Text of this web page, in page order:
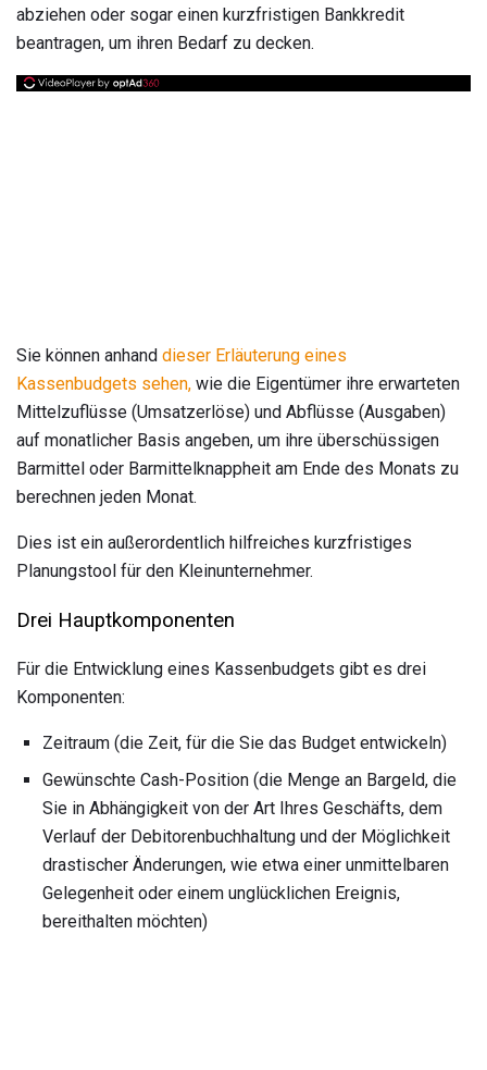
abziehen oder sogar einen kurzfristigen Bankkredit
beantragen, um ihren Bedarf zu decken.
Sie können anhand dieser Erläuterung eines
Kassenbudgets sehen, wie die Eigentümer ihre erwarteten
Mittelzuflüsse (Umsatzerlöse) und Abflüsse (Ausgaben)
auf monatlicher Basis angeben, um ihre überschüssigen
Barmittel oder Barmittelknappheit am Ende des Monats zu
berechnen jeden Monat.
Dies ist ein außerordentlich hilfreiches kurzfristiges
Planungstool für den Kleinunternehmer.
Drei Hauptkomponenten
Für die Entwicklung eines Kassenbudgets gibt es drei
Komponenten:
Zeitraum (die Zeit, für die Sie das Budget entwickeln)
Gewünschte Cash-Position (die Menge an Bargeld, die
Sie in Abhängigkeit von der Art Ihres Geschäfts, dem
Verlauf der Debitorenbuchhaltung und der Möglichkeit
drastischer Änderungen, wie etwa einer unmittelbaren
Gelegenheit oder einem unglücklichen Ereignis,
bereithalten möchten)